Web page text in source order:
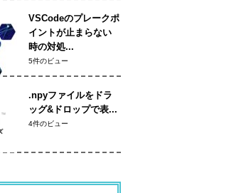
VSCodeのプレークポ
イントが止まらない
時の対処...
5件のビュー
.npyファイルをドラ
ッグ&ドロップで表...
4件のビュー